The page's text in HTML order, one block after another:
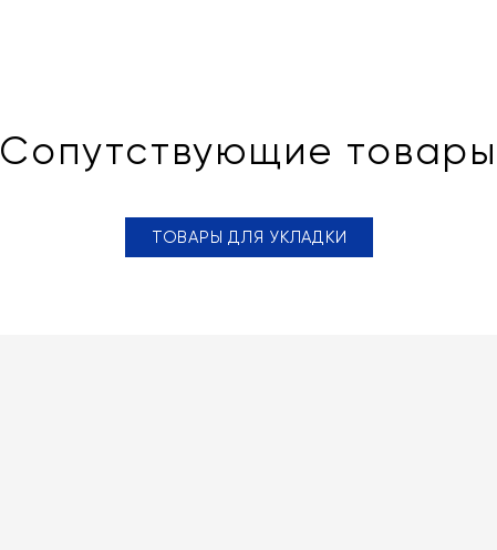
Сопутствующие товары
ТОВАРЫ ДЛЯ УКЛАДКИ